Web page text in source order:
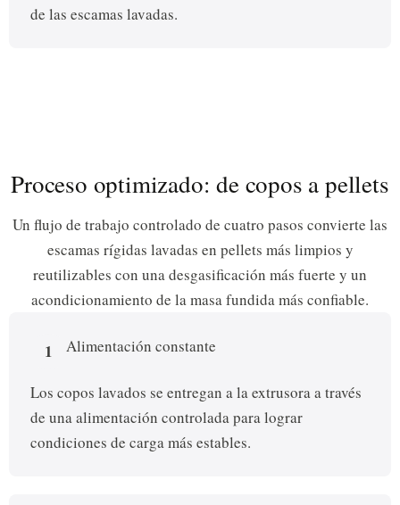
de las escamas lavadas.
Proceso optimizado: de copos a pellets
Un flujo de trabajo controlado de cuatro pasos convierte las
escamas rígidas lavadas en pellets más limpios y
reutilizables con una desgasificación más fuerte y un
acondicionamiento de la masa fundida más confiable.
1 Alimentación constante
Los copos lavados se entregan a la extrusora a través
de una alimentación controlada para lograr
condiciones de carga más estables.